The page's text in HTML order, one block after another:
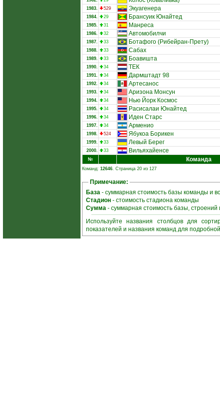
1983. 529 Экуагенера
1984. 29 Брансуик Юнайтед
1985. 31 Манреса
1986. 32 Автомобилчи
1987. 33 Ботафого (Рибейран-Прету)
1988. 33 Сабах
1989. 33 Боавишта
1990. 34 ТЕК
1991. 34 Дармштадт 98
1992. 34 Артесанос
1993. 34 Аризона Монсун
1994. 34 Нью Йорк Космос
1995. 34 Расисалаи Юнайтед
1996. 34 Иден Старс
1997. 34 Арменио
1998. 524 Ябукоа Борикен
1999. 33 Левый Берег
2000. 33 Вильяхайенсе
№ Команда
Команд: 12646. Страница 20 из 127
Примечание:
База - суммарная стоимость базы команды и
Стадион - стоимость стадиона команды
Сумма - суммарная стоимость базы,
Используйте названия столбцов для
показателей и названия команд для